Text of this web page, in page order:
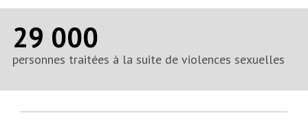
29 000
personnes traitées à la suite de violences sexuelles